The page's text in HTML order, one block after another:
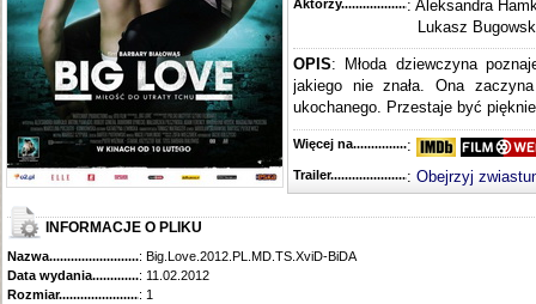
Aktorzy...........................................
: Aleksandra
Lukasz
OPIS:
Młoda dziewczyna
jakiego nie znała. Ona
ukochanego. Przestaje być
Więcej na........................................
:
Trailer...........................................
: Obejrzyj
INFORMACJE O PLIKU
Nazwa.............................................: Big.Love.2012.PL.MD.TS.XviD-BiDA
Data wydania......................................
: 11.02.2012
Rozmiar...........................................
: 1